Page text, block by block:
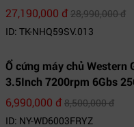
| 1TB HDD | GeForce GTX
27,190,000 đ28,990,000 đ
ID: TK-NHQ59SV.013
Ổ cứng máy chủ Western
3.5Inch 7200rpm 6Gbs
(WD6003FRYZ)
6,990,000 đ8,500,000 đ
ID: NY-WD6003FRYZ